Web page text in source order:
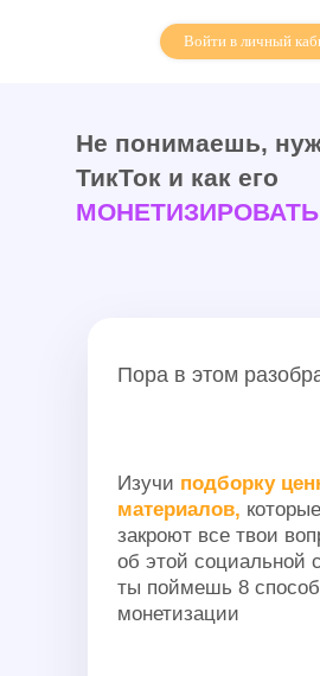
Войти в личный
Не понимаешь,
ТикТок и как его
Пора в этом
Изучи подборку
материалов, которые
закроют все твои
об этой социальной
ты поймешь 8
монетизации